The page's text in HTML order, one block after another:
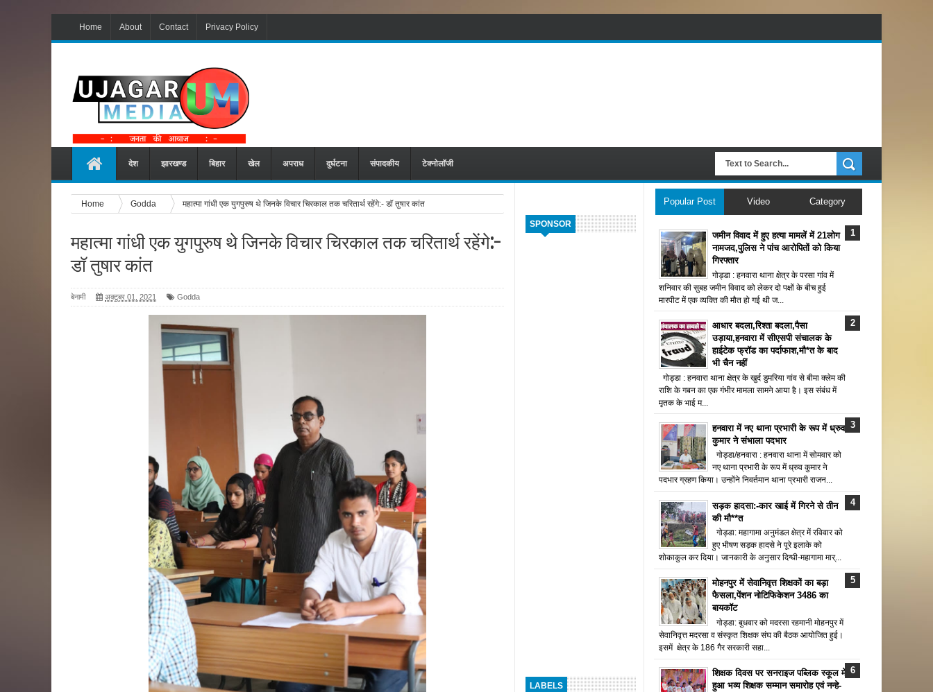
Home About Contact Privacy Policy
देश झारखण्ड बिहार खेल अपराध दुर्घटना संपादकीय टेक्नोलॉजी
SPONSOR
LABELS
Home Godda महात्मा गांधी एक युगपुरुष थे जिनके विचार चिरकाल तक चरितार्थ रहेंगे:- डॉ तुषार कांत
महात्मा गांधी एक युगपुरुष थे जिनके विचार चिरकाल तक चरितार्थ रहेंगे:-
डॉ तुषार कांत
बेनामी अक्टूबर 01, 2021 Godda
Popular Post Video Category
जमीन विवाद में हुए हत्या मामलें में 21लोग
नामजद,पुलिस ने पांच आरोपितों को किया
गिरफ्तार
गोड्डा : हनवारा थाना क्षेत्र के परसा गांव में
शनिवार की सुबह जमीन विवाद को लेकर दो पक्षों के बीच हुई
मारपीट में एक व्यक्ति की मौत हो गई थी ज...
आधार बदला,रिश्ता बदला,पैसा
उड़ाया,हनवारा में सीएसपी संचालक के
हाईटेक फ्रॉड का पर्दाफाश,मौ*त के बाद
भी चैन नहीं
गोड्डा : हनवारा थाना क्षेत्र के खुर्द डुमरिया गांव से बीमा क्लेम की
राशि के गबन का एक गंभीर मामला सामने आया है। इस संबंध में
मृतक के भाई म...
हनवारा में नए थाना प्रभारी के रूप में ध्रुव
कुमार ने संभाला पदभार
गोड्डा/हनवारा : हनवारा थाना में सोमवार को
नए थाना प्रभारी के रूप में ध्रुव कुमार ने
पदभार ग्रहण किया। उन्होंने निवर्तमान थाना प्रभारी राजन...
सड़क हादसा:-कार खाई में गिरने से तीन
की मौ**त
गोड्डा: महागामा अनुमंडल क्षेत्र में रविवार को
हुए भीषण सड़क हादसे ने पूरे इलाके को
शोकाकुल कर दिया। जानकारी के अनुसार दिग्घी-महागामा मार्...
मोहनपुर में सेवानिवृत्त शिक्षकों का बड़ा
फैसला,पेंशन नोटिफिकेशन 3486 का
बायकॉट
गोड्डा: बुधवार को मदरसा रहमानी मोहनपुर में
सेवानिवृत्त मदरसा व संस्कृत शिक्षक संघ की बैठक आयोजित हुई।
इसमें क्षेत्र के 186 गैर सरकारी सहा...
शिक्षक दिवस पर सनराइज पब्लिक स्कूल में
हुआ भव्य शिक्षक सम्मान समारोह एवं नन्हे-